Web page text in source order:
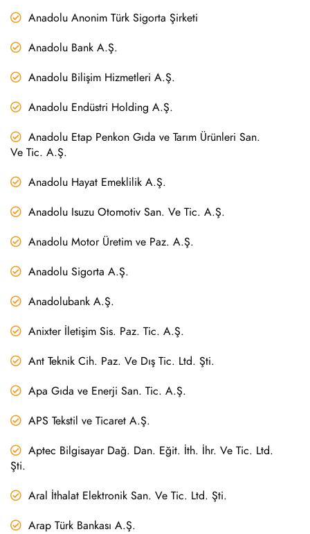
Anadolu Anonim Türk Sigorta Şirketi
Anadolu Bank A.Ş.
Anadolu Bilişim Hizmetleri A.Ş.
Anadolu Endüstri Holding A.Ş.
Anadolu Etap Penkon Gıda ve Tarım Ürünleri San.
Ve Tic. A.Ş.
Anadolu Hayat Emeklilik A.Ş.
Anadolu Isuzu Otomotiv San. Ve Tic. A.Ş.
Anadolu Motor Üretim ve Paz. A.Ş.
Anadolu Sigorta A.Ş.
Anadolubank A.Ş.
Anixter İletişim Sis. Paz. Tic. A.Ş.
Ant Teknik Cih. Paz. Ve Dış Tic. Ltd. Şti.
Apa Gıda ve Enerji San. Tic. A.Ş.
APS Tekstil ve Ticaret A.Ş.
Aptec Bilgisayar Dağ. Dan. Eğit. İth. İhr. Ve Tic. Ltd.
Şti.
Aral İthalat Elektronik San. Ve Tic. Ltd. Şti.
Arap Türk Bankası A.Ş.